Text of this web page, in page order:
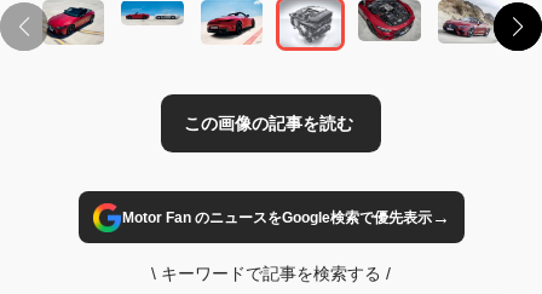
Motor Fan のニュースをGoogle検索で優先表示→
\ キーワードで記事を検索する /